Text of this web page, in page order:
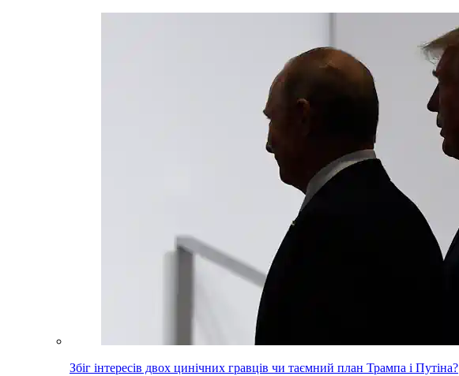
Збіг інтересів двох цинічних гравців чи таємний план Трампа і Путіна?